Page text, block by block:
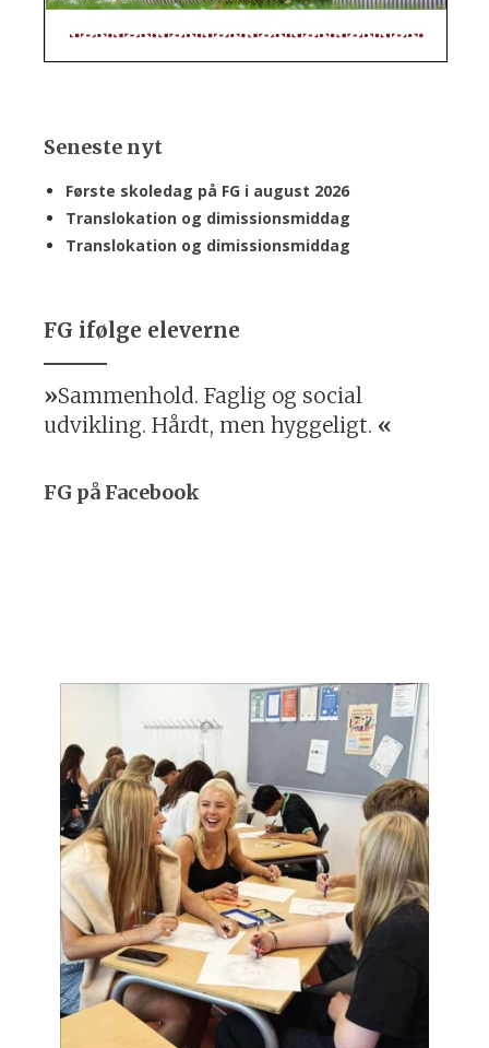
Seneste nyt
Første skoledag på FG i august 2026
Translokation og dimissionsmiddag
Translokation og dimissionsmiddag
FG ifølge eleverne
Sammenhold. Faglig og social
udvikling. Hårdt, men hyggeligt.
FG på Facebook